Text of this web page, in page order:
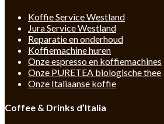
Koffie Service Westland
Jura Service Westland
Reparatie en onderhoud
Koffiemachine huren
Onze espresso en koffiemachines
Onze PURETEA biologische thee
Onze Italiaanse koffie
Coffee & Drinks d’Italia